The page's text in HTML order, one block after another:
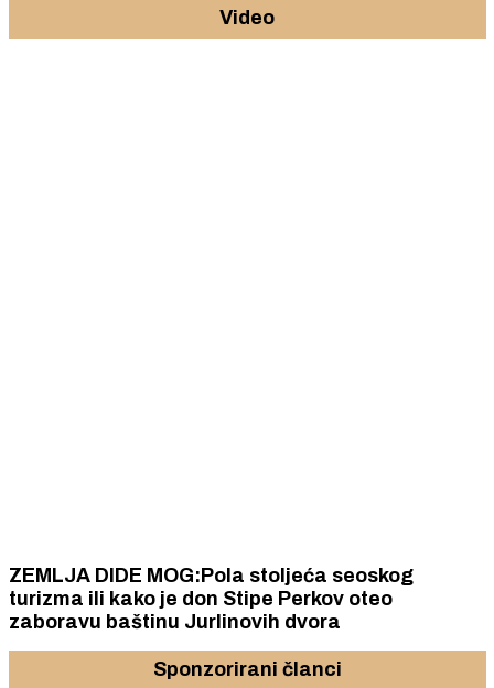
Video
ZEMLJA DIDE MOG:Pola stoljeća seoskog
turizma ili kako je don Stipe Perkov oteo
zaboravu baštinu Jurlinovih dvora
Sponzorirani članci